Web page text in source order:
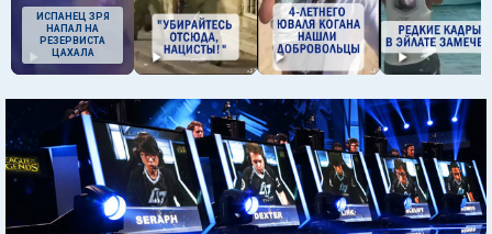
ИСПАНЕЦ ЗРЯ
НАПАЛ НА
РЕЗЕРВИСТА
ЦАХАЛА